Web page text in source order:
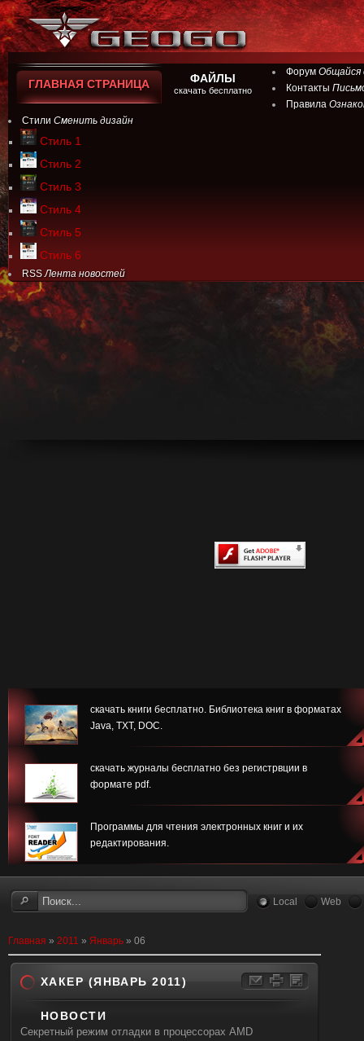
ГЛАВНАЯ СТРАНИЦА ФАЙЛЫ
скачать бесплатно
Форум Общайся
Контакты
Правила
Стили Сменить дизайн
Стиль 1
Стиль 2
Стиль 3
Стиль 4
Стиль 5
Стиль 6
RSSЛента новостей
скачать книги бесплатно. Библиотека книг в форматах
Java, TXT, DOC.
скачать журналы бесплатно без регистрвции в
формате pdf.
Программы для чтения электронных книг и их
редактирования.
Local Web
Главная » 2011 » Январь » 06
ХАКЕР (ЯНВАРЬ 2011)
НОВОСТИ
Секретный режим отладки в процессорах AMD